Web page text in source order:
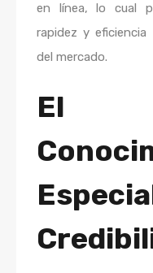
en línea, lo cual
rapidez y eficiencia
del mercado.
El